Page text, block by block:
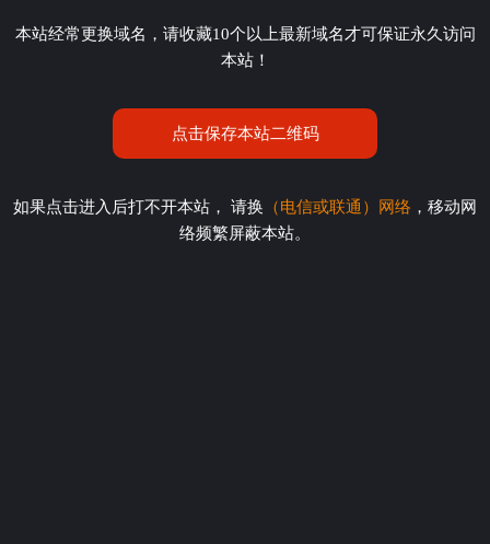
本站经常更换域名，请收藏10个以上最新域名才可保证永久访问
本站！
点击保存本站二维码
如果点击进入后打不开本站， 请换 （电信或联通）网络 ，移动网
络频繁屏蔽本站。